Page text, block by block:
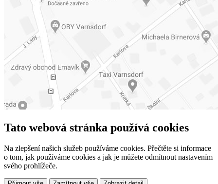
Tato webová stránka používá cookies
Na zlepšení našich služeb používáme cookies. Přečtěte si informace
o tom, jak používáme cookies a jak je můžete odmítnout nastavením
svého prohlížeče.